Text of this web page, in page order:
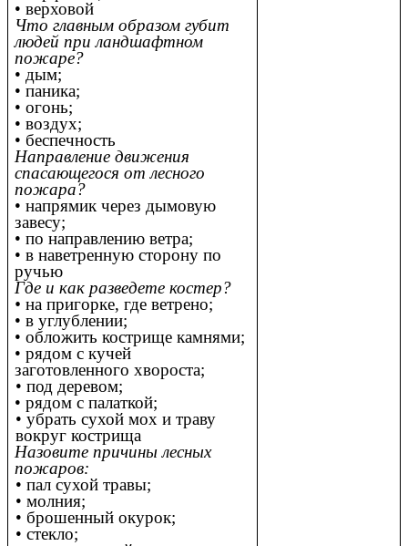
• верховой
Что главным образом губит
людей при ландшафтном
пожаре?
• дым;
• паника;
• огонь;
• воздух;
• беспечность
Направление движения
спасающегося от лесного
пожара?
• напрямик через дымовую
завесу;
• по направлению ветра;
• в наветренную сторону по
ручью
Где и как разведете костер?
•на пригорке, где ветрено;
• в углублении;
• обложить кострище камнями;
• рядом с кучей
заготовленного хвороста;
• под деревом;
• рядом с палаткой;
• убрать сухой мох и траву
вокруг кострища
Назовите причины лесных
пожаров:
• пал сухой травы;
• молния;
• брошенный окурок;
• стекло;